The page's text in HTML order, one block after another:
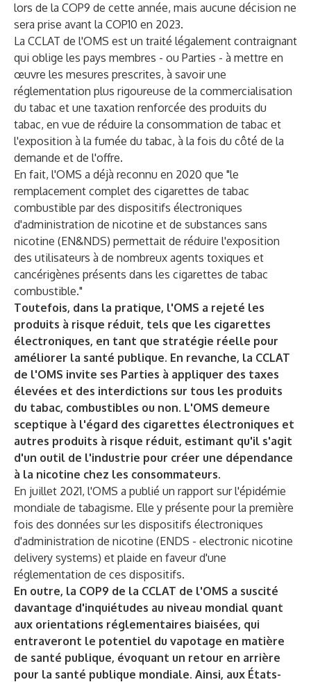
lors de la COP9 de cette année, mais aucune décision ne
sera prise avant la COP10 en 2023.
La CCLAT de l'OMS est un traité légalement contraignant
qui oblige les pays membres - ou Parties - à mettre en
œuvre les mesures prescrites, à savoir une
réglementation plus rigoureuse de la commercialisation
du tabac et une taxation renforcée des produits du
tabac, en vue de réduire la consommation de tabac et
l'exposition à la fumée du tabac, à la fois du côté de la
demande et de l'offre.
En fait, l'OMS a déjà reconnu en 2020 que "le
remplacement complet des cigarettes de tabac
combustible par des dispositifs électroniques
d'administration de nicotine et de substances sans
nicotine (EN&NDS) permettait de réduire l'exposition
des utilisateurs à de nombreux agents toxiques et
cancérigènes présents dans les cigarettes de tabac
combustible."
Toutefois, dans la pratique, l'OMS a rejeté les
produits à risque réduit, tels que les cigarettes
électroniques, en tant que stratégie réelle pour
améliorer la santé publique. En revanche, la CCLAT
de l'OMS invite ses Parties à appliquer des taxes
élevées et des interdictions sur tous les produits
du tabac, combustibles ou non. L'OMS demeure
sceptique à l'égard des cigarettes électroniques et
autres produits à risque réduit, estimant qu'il s'agit
d'un outil de l'industrie pour créer une dépendance
à la nicotine chez les consommateurs.
En juillet 2021, l'OMS a publié un rapport sur l'épidémie
mondiale de tabagisme. Elle y présente pour la première
fois des données sur les dispositifs électroniques
d'administration de nicotine (ENDS - electronic nicotine
delivery systems) et plaide en faveur d'une
réglementation de ces dispositifs.
En outre, la COP9 de la CCLAT de l'OMS a suscité
davantage d'inquiétudes au niveau mondial quant
aux orientations réglementaires biaisées, qui
entraveront le potentiel du vapotage en matière
de santé publique, évoquant un retour en arrière
pour la santé publique mondiale. Ainsi, aux États-